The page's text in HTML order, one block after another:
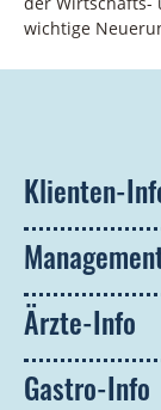
wichtige
Klienten-
Ärzte-Info
Gastro-Info